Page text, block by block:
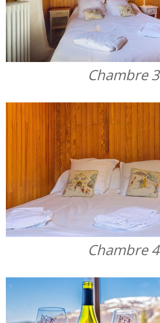
Chambre 3
Chambre 4